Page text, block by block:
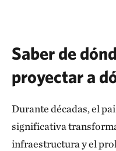
Saber de
proyectar a
Durante décadas, el
significativa
infraestructura y el